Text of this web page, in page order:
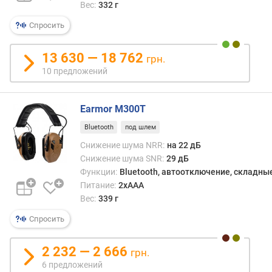
ж
е
н
и
й
к
о
н
с
т
у
и
я
и
т
Спросить
Вес: 332 г
13 630 — 18 762 грн.
10 предложений
Спросить
Earmor M300T
Bluetooth под шлем
Снижение шума NRR: на 22 дБ
Снижение шума SNR: 29 дБ
Функции: Bluetooth, автоотключение,
Питание: 2xAAA
Вес: 339 г
2 232 — 2 666 грн.
6 предложений